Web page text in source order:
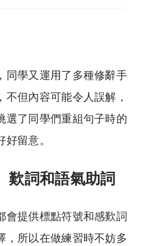
同學又運用了多種修辭手
但內容可能令人誤解，
選了同學們重組句子時的
留意。
歎詞和語氣助詞
會提供標點符號和感歎詞
，所以在做練習時不妨多